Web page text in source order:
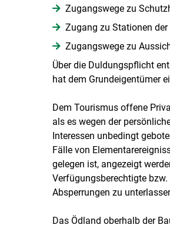
Zugangswege zu
Zugang zu Stationen der
Zugangswege zu
Über die Duldungspflicht
hat dem Grundeigentümer
Dem Tourismus offene
als es wegen der
Interessen unbedingt
Fälle von
gelegen ist, angezeigt
Verfügungsberechtigte
Absperrungen zu
Das Ödland oberhalb der